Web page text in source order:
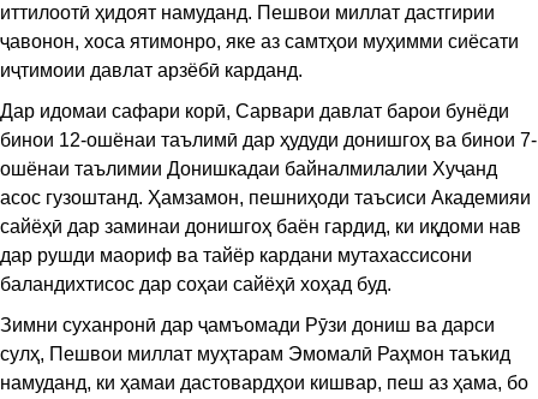
иттилоотӣ ҳидоят намуданд. Пешвои миллат дастгирии
ҷавонон, хоса ятимонро, яке аз самтҳои муҳимми сиёсати
иҷтимоии давлат арзёбӣ карданд.
Дар идомаи сафари корӣ, Сарвари давлат барои бунёди
бинои 12-ошёнаи таълимӣ дар ҳудуди донишгоҳ ва бинои 7-
ошёнаи таълимии Донишкадаи байналмилалии Хуҷанд
асос гузоштанд. Ҳамзамон, пешниҳоди таъсиси Академияи
сайёҳӣ дар заминаи донишгоҳ баён гардид, ки иқдоми нав
дар рушди маориф ва тайёр кардани мутахассисони
баландихтисос дар соҳаи сайёҳӣ хоҳад буд.
Зимни суханронӣ дар ҷамъомади Рӯзи дониш ва дарси
сулҳ, Пешвои миллат муҳтарам Эмомалӣ Раҳмон таъкид
намуданд, ки ҳамаи дастовардҳои кишвар, пеш аз ҳама, бо